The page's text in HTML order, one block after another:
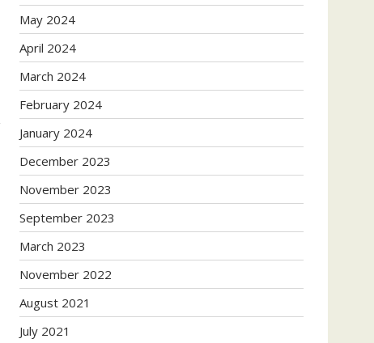
May 2024
April 2024
March 2024
February 2024
January 2024
December 2023
November 2023
September 2023
March 2023
November 2022
August 2021
July 2021